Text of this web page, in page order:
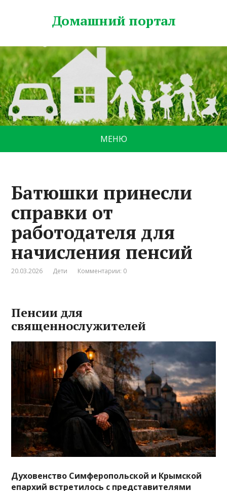
Домашний портал
МЕНЮ
Батюшки принесли
справки от
работодателя для
начисления пенсий
20.03.2026 Дети Комментарии: 0
Пенсии для
священнослужителей
Духовенство Симферопольской и Крымской
епархий встретилось с представителями